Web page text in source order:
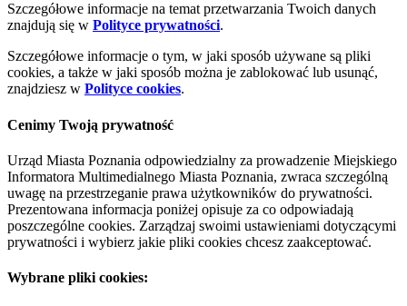
Szczegółowe informacje na temat przetwarzania Twoich danych
znajdują się w Polityce prywatności.
Szczegółowe informacje o tym, w jaki sposób używane są pliki
cookies, a także w jaki sposób można je zablokować lub usunąć,
znajdziesz w Polityce cookies.
Cenimy Twoją prywatność
Urząd Miasta Poznania odpowiedzialny za prowadzenie Miejskiego
Informatora Multimedialnego Miasta Poznania, zwraca szczególną
uwagę na przestrzeganie prawa użytkowników do prywatności.
Prezentowana informacja poniżej opisuje za co odpowiadają
poszczególne cookies. Zarządzaj swoimi ustawieniami dotyczącymi
prywatności i wybierz jakie pliki cookies chcesz zaakceptować.
Wybrane pliki cookies: